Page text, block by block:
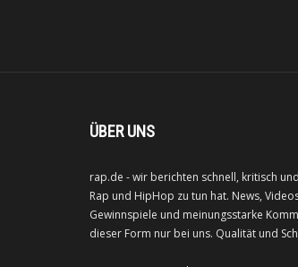
ÜBER UNS
rap.de - wir berichten schnell, kritisch
Rap und HipHop zu tun hat. News,
Gewinnspiele und meinungsstarke
dieser Form nur bei uns. Qualität und